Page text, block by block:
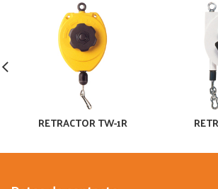
RETRACTOR TW-1R